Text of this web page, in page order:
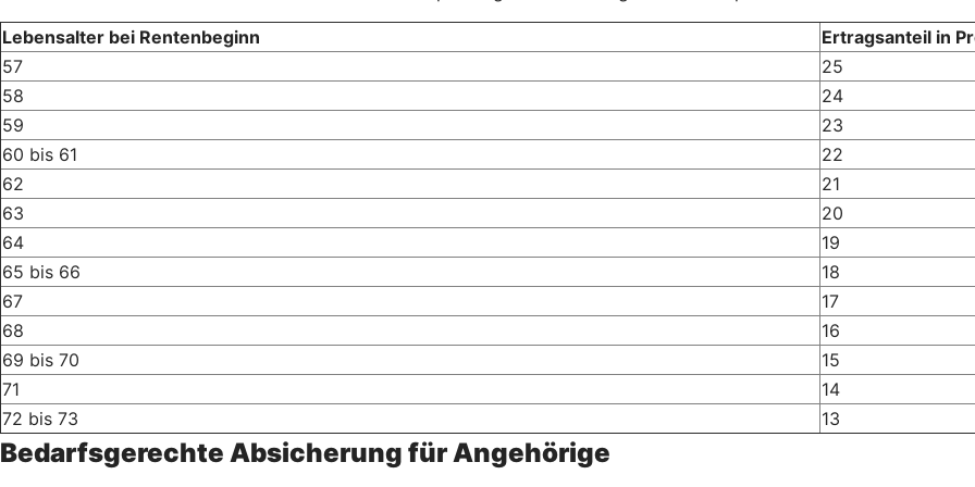
Lebensalter bei Rentenbeginn
Ertragsanteil in
57
25
58
24
59
23
60 bis 61
22
62
21
63
20
64
19
65 bis 66
18
67
17
68
16
69 bis 70
15
71
14
72 bis 73
13
Bedarfsgerechte Absicherung für Angehörige